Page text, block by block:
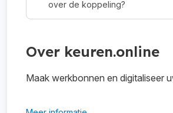
over de koppeling?
Over keuren.online
Maak werkbonnen en digitaliseer